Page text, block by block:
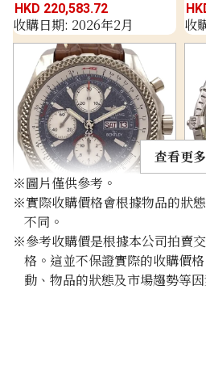
HKD 220,583.72
收購日期: 2026年2月 收
Breitling Bentley GT
J13362
參考回收價
HKD 83,716.02
查看更多
※圖片僅供參考。
※實際收購價格會根據物品的狀
不同。
※參考收購價是根據本公司拍賣
格。這並不保證實際的收購價
動、物品的狀態及市場趨勢等